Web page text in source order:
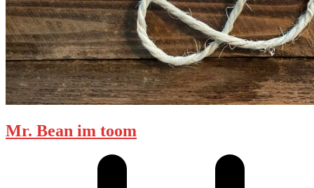
Mr. Bean im toom